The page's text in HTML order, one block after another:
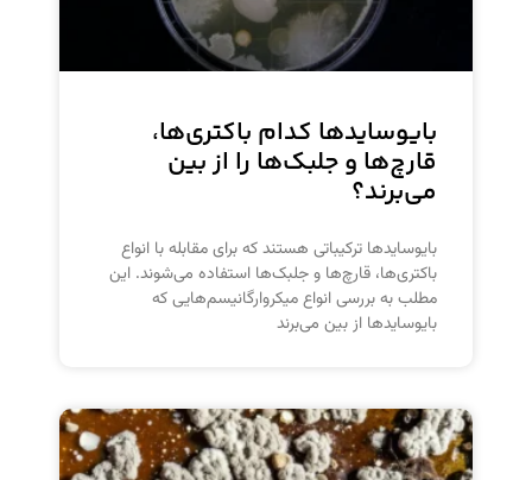
بایوسایدها کدام باکتری‌ها،
قارچ‌ها و جلبک‌ها را از بین
می‌برند؟
بایوسایدها ترکیباتی هستند که برای مقابله با انواع
باکتری‌ها، قارچ‌ها و جلبک‌ها استفاده می‌شوند. این
مطلب به بررسی انواع میکروارگانیسم‌هایی که
بایوسایدها از بین می‌برند